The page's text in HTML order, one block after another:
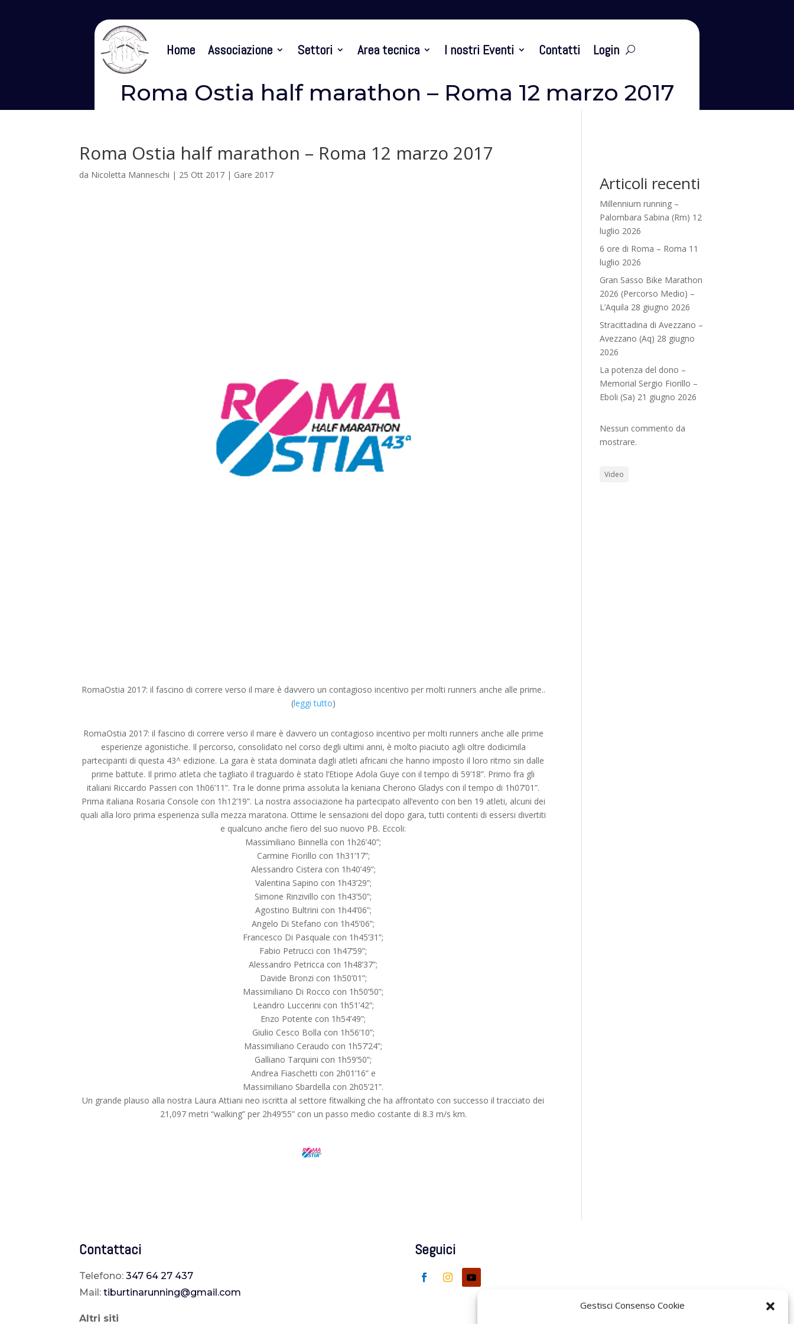
Gestisci Consenso Cookie
Home Associazione Settori Area tecnica I nostri Eventi Contatti Login
Roma Ostia half marathon – Roma 12 marzo 2017
Roma Ostia half marathon – Roma 12 marzo 2017
da Nicoletta Manneschi | 25 Ott 2017 | Gare 2017
RomaOstia 2017: il fascino di correre verso il mare è davvero un contagioso incentivo per molti runners anche alle prime..
(leggi tutto)
RomaOstia 2017: il fascino di correre verso il mare è davvero un contagioso incentivo per molti runners anche alle prime
esperienze agonistiche. Il percorso, consolidato nel corso degli ultimi anni, è molto piaciuto agli oltre dodicimila
partecipanti di questa 43^ edizione. La gara è stata dominata dagli atleti africani che hanno imposto il loro ritmo sin dalle
prime battute. Il primo atleta che tagliato il traguardo è stato l’Etiope Adola Guye con il tempo di 59’18”. Primo fra gli
italiani Riccardo Passeri con 1h06’11”. Tra le donne prima assoluta la keniana Cherono Gladys con il tempo di 1h07’01”.
Prima italiana Rosaria Console con 1h12’19”. La nostra associazione ha partecipato all’evento con ben 19 atleti, alcuni dei
quali alla loro prima esperienza sulla mezza maratona. Ottime le sensazioni del dopo gara, tutti contenti di essersi divertiti
e qualcuno anche fiero del suo nuovo PB. Eccoli:
Massimiliano Binnella con 1h26’40”;
Carmine Fiorillo con 1h31’17”;
Alessandro Cistera con 1h40’49”;
Valentina Sapino con 1h43’29”;
Simone Rinzivillo con 1h43’50”;
Agostino Bultrini con 1h44’06”;
Angelo Di Stefano con 1h45’06”;
Francesco Di Pasquale con 1h45’31”;
Fabio Petrucci con 1h47’59”;
Alessandro Petricca con 1h48’37”;
Davide Bronzi con 1h50’01”;
Massimiliano Di Rocco con 1h50’50”;
Leandro Luccerini con 1h51’42”;
Enzo Potente con 1h54’49”;
Giulio Cesco Bolla con 1h56’10”;
Massimiliano Ceraudo con 1h57’24”;
Galliano Tarquini con 1h59’50”;
Andrea Fiaschetti con 2h01’16” e
Massimiliano Sbardella con 2h05’21”.
Un grande plauso alla nostra Laura Attiani neo iscritta al settore fitwalking che ha affrontato con successo il tracciato dei
21,097 metri “walking” per 2h49’55” con un passo medio costante di 8.3 m/s km.
Articoli recenti
Millennium running –
Palombara Sabina (Rm) 12
luglio 2026
6 ore di Roma – Roma 11
luglio 2026
Gran Sasso Bike Marathon
2026 (Percorso Medio) –
L’Aquila 28 giugno 2026
Stracittadina di Avezzano –
Avezzano (Aq) 28 giugno
2026
La potenza del dono –
Memorial Sergio Fiorillo –
Eboli (Sa) 21 giugno 2026
Nessun commento da
mostrare.
Video
Contattaci
Telefono:347 64 27 437
Mail:tiburtinarunning@gmail.com
Altri siti
Seguici